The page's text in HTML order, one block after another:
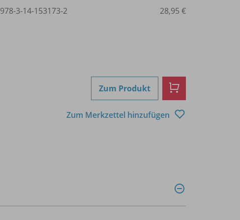
978-3-14-153173-2 28,95 €
Zum Produkt
Zum Merkzettel hinzufügen